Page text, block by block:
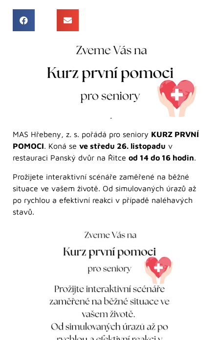
MAS Hřebeny, z. s. pořádá pro seniory KURZ PRVNÍ
POMOCI. Koná se ve středu 26. listopadu v
restauraci Panský dvůr na Řitce od 14 do 16 hodin.
Prožijete interaktivní scénáře zaměřené na běžné
situace ve vašem životě. Od simulovaných úrazů až
po rychlou a efektivní reakci v případě naléhavých
stavů.